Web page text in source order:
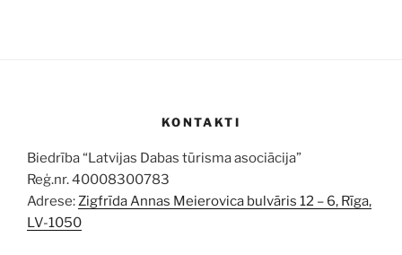
KONTAKTI
Biedrība “Latvijas Dabas tūrisma asociācija”
Reģ.nr. 40008300783
Adrese:Zigfrīda Annas Meierovica bulvāris 12 – 6, Rīga,
LV-1050